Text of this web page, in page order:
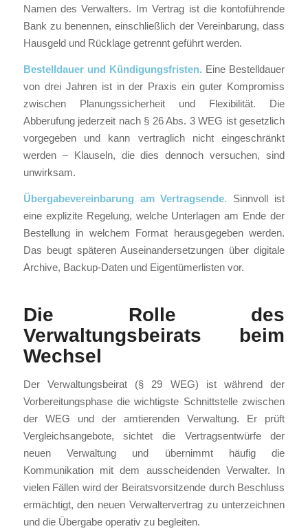
Namen des Verwalters. Im Vertrag ist die kontoführende
Bank zu benennen, einschließlich der Vereinbarung, dass
Hausgeld und Rücklage getrennt geführt werden.
Bestelldauer und Kündigungsfristen. Eine Bestelldauer
von drei Jahren ist in der Praxis ein guter Kompromiss
zwischen Planungssicherheit und Flexibilität. Die
Abberufung jederzeit nach § 26 Abs. 3 WEG ist gesetzlich
vorgegeben und kann vertraglich nicht eingeschränkt
werden – Klauseln, die dies dennoch versuchen, sind
unwirksam.
Übergabevereinbarung am Vertragsende. Sinnvoll ist
eine explizite Regelung, welche Unterlagen am Ende der
Bestellung in welchem Format herausgegeben werden.
Das beugt späteren Auseinandersetzungen über digitale
Archive, Backup-Daten und Eigentümerlisten vor.
Die Rolle des
Verwaltungsbeirats beim
Wechsel
Der Verwaltungsbeirat (§ 29 WEG) ist während der
Vorbereitungsphase die wichtigste Schnittstelle zwischen
der WEG und der amtierenden Verwaltung. Er prüft
Vergleichsangebote, sichtet die Vertragsentwürfe der
neuen Verwaltung und übernimmt häufig die
Kommunikation mit dem ausscheidenden Verwalter. In
vielen Fällen wird der Beiratsvorsitzende durch Beschluss
ermächtigt, den neuen Verwaltervertrag zu unterzeichnen
und die Übergabe operativ zu begleiten.